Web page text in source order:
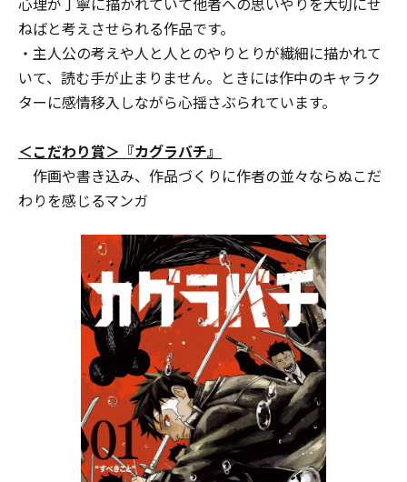
ねばと考えさせられる作品です。
・主人公の考えや人と人とのやりとりが繊細に描かれて
いて、読む手が止まりません。ときには作中のキャラク
ターに感情移入しながら心揺さぶられています。
＜こだわり賞＞『カグラバチ』
作画や書き込み、作品づくりに作者の並々ならぬこだ
わりを感じるマンガ